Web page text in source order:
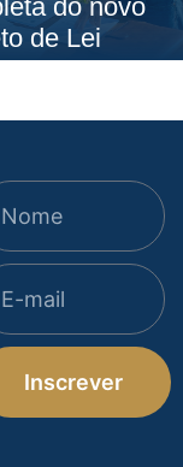
do novo
de Lei
Inscrever